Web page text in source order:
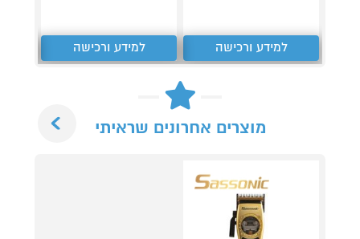
למידע ורכישה למידע ורכישה
מוצרים אחרונים שראיתי